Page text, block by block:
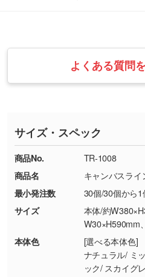
・1色印刷でグラデーシ
い
す。→詳しく見る
・コーポレートカラーを
刷色にこだわりがある
DIC・PANTONEなどのカ
現物支給による色指定も
・背景がある画像からキ
使いたいです
また、お選びいただいた
ない場合や仕上がりに影
タッフから別の色をご案
・お届け時に商品が損傷
・ご注文と異なる商品が
・印刷不良があった場合
※詳しくは「商品の良品基
ください。
【返品・交換ができない
・お客様の元で商品を加
商品が破損した場合
・商品到着後7日以上経過
・お客様のご都合による
品・色・数量などの注文
業日以内に担当スタッフ
いたします。
お急ぎの場合はお電話で
TEL：0422-29-9911 営業
18:00(土日祝日除く)
お問い合わせフォームはこ
よくある質問
サイズ・スペック
商品No.
TR-1008
商品名
キャンバスラ
最小発注数
30個/30個から1
サイズ
本体/約
W30×H590mm
本体色
[選べる本体色]
ナチュラル/ ミ
ック/ スカイグ